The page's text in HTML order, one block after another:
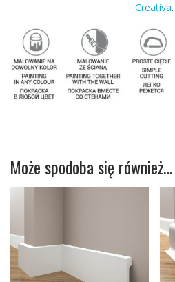
Creativa.
Może spodoba się również…